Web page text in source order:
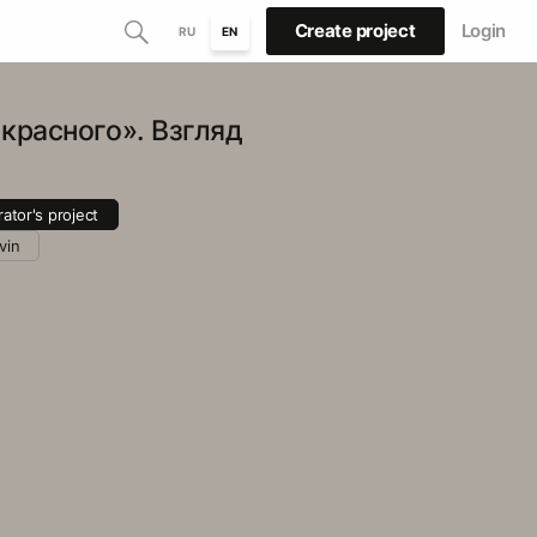
RU EN Create project Login
Взгляд
project